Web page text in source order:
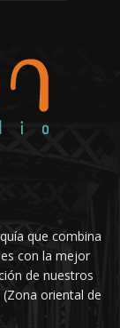
que combina
con la mejor
de nuestros
oriental de